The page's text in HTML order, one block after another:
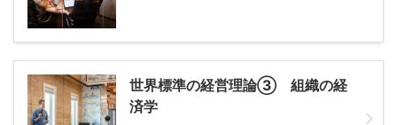
世界標準の経営理論③ 組織の経
済学